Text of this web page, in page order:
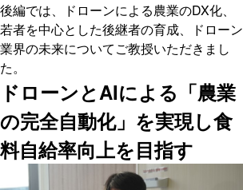
後編では、ドローンによる農業のDX化、
若者を中心とした後継者の育成、ドローン
業界の未来についてご教授いただきまし
た。
ドローンとAIによる「農業
の完全自動化」を実現し食
料自給率向上を目指す